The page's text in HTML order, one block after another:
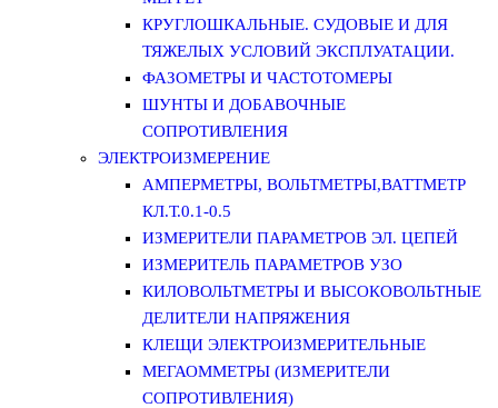
КРУГЛОШКАЛЬНЫЕ. СУДОВЫЕ И ДЛЯ
ТЯЖЕЛЫХ УСЛОВИЙ ЭКСПЛУАТАЦИИ.
ФАЗОМЕТРЫ И ЧАСТОТОМЕРЫ
ШУНТЫ И ДОБАВОЧНЫЕ
СОПРОТИВЛЕНИЯ
ЭЛЕКТРОИЗМЕРЕНИЕ
АМПЕРМЕТРЫ, ВОЛЬТМЕТРЫ,ВАТТМЕТР
КЛ.Т.0.1-0.5
ИЗМЕРИТЕЛИ ПАРАМЕТРОВ ЭЛ. ЦЕПЕЙ
ИЗМЕРИТЕЛЬ ПАРАМЕТРОВ УЗО
КИЛОВОЛЬТМЕТРЫ И ВЫСОКОВОЛЬТНЫЕ
ДЕЛИТЕЛИ НАПРЯЖЕНИЯ
КЛЕЩИ ЭЛЕКТРОИЗМЕРИТЕЛЬНЫЕ
МЕГАОММЕТРЫ (ИЗМЕРИТЕЛИ
СОПРОТИВЛЕНИЯ)